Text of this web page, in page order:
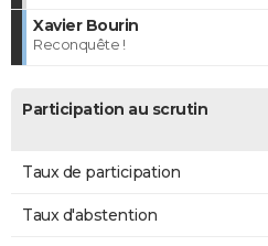
Xavier Bourin
Reconquête !
Participation au scrutin
Taux de participation
Taux d'abstention